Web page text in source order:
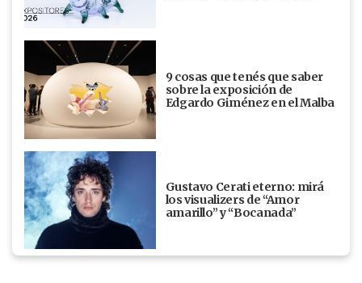
9 cosas que tenés que saber
sobre la exposición de
Edgardo Giménez en el Malba
Gustavo Cerati eterno: mirá
los visualizers de “Amor
amarillo” y “Bocanada”